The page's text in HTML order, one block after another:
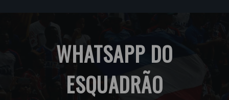
WHATSAPP DO
ESQUADRÃO